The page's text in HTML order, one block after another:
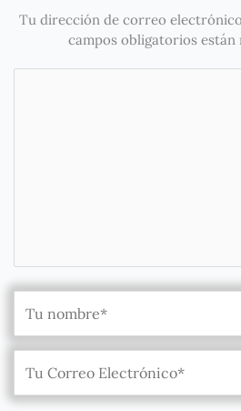
Tu dirección de correo
campos obligatorios están